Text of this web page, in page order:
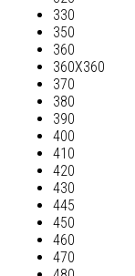
330
350
360
360Х360
370
380
390
400
410
420
430
445
450
460
470